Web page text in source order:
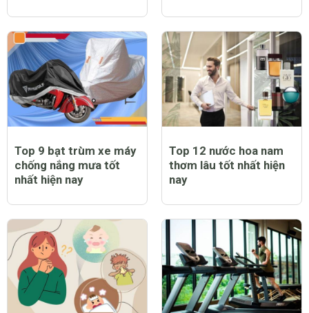
Top 9 bạt trùm xe máy
chống nắng mưa tốt
nhất hiện nay
Top 12 nước hoa nam
thơm lâu tốt nhất hiện
nay